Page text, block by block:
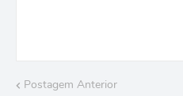
Postagem Anterior